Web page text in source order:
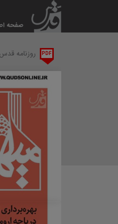
صفحه
PDF روزنامه قدس